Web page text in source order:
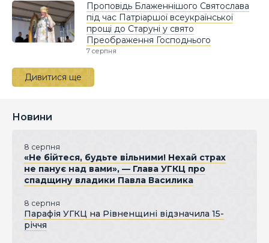
Проповідь Блаженнішого Святослава
під час Патріаршої всеукраїнської
прощі до Старуні у свято
Преображення Господнього
7 серпня
Дивитися ще
Новини
8 серпня
«Не бійтеся, будьте вільними! Нехай страх
не панує над вами», — Глава УГКЦ про
спадщину владики Павла Василика
8 серпня
Парафія УГКЦ на Рівненщині відзначила 15-
річчя